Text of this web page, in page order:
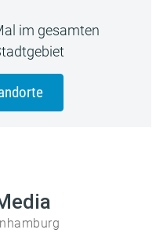
im gesamten